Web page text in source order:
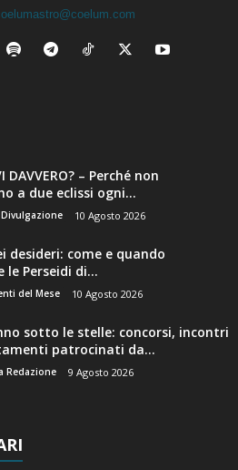
DAVVERO? – Perché non
a due eclissi ogni...
10 Agosto 2026
desideri: come e quando
le Perseidi di...
del Mese 10 Agosto 2026
sotto le stelle: concorsi, incontri
patrocinati da...
Redazione 9 Agosto 2026